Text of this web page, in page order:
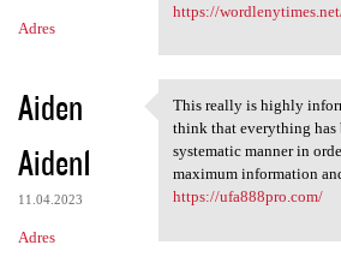
Adres
https://
Aiden
Aiden1
11.04.2023
Adres
This really is highly
This really is highly
think that everything has
systematic manner in
maximum information
https://ufa888pro.com/